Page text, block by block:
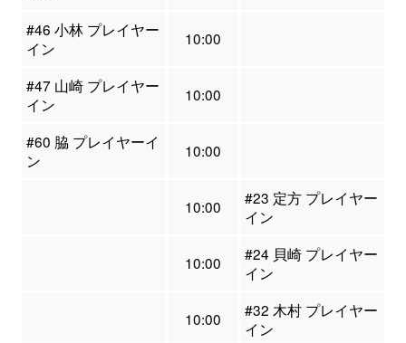
#46 小林 プレイヤー
イン
10:00
#47 山崎 プレイヤー
イン
10:00
#60 脇 プレイヤーイ
ン
10:00
10:00
#23 定方 プレイヤー
イン
10:00
#24 貝崎 プレイヤー
イン
10:00
#32 木村 プレイヤー
イン